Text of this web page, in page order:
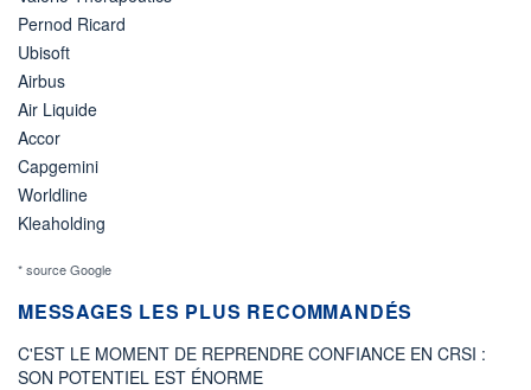
Pernod Ricard
Ubisoft
Airbus
Air Liquide
Accor
Capgemini
Worldline
Kleaholding
* source Google
MESSAGES LES PLUS RECOMMANDÉS
C'EST LE MOMENT DE REPRENDRE CONFIANCE EN CRSI :
SON POTENTIEL EST ÉNORME